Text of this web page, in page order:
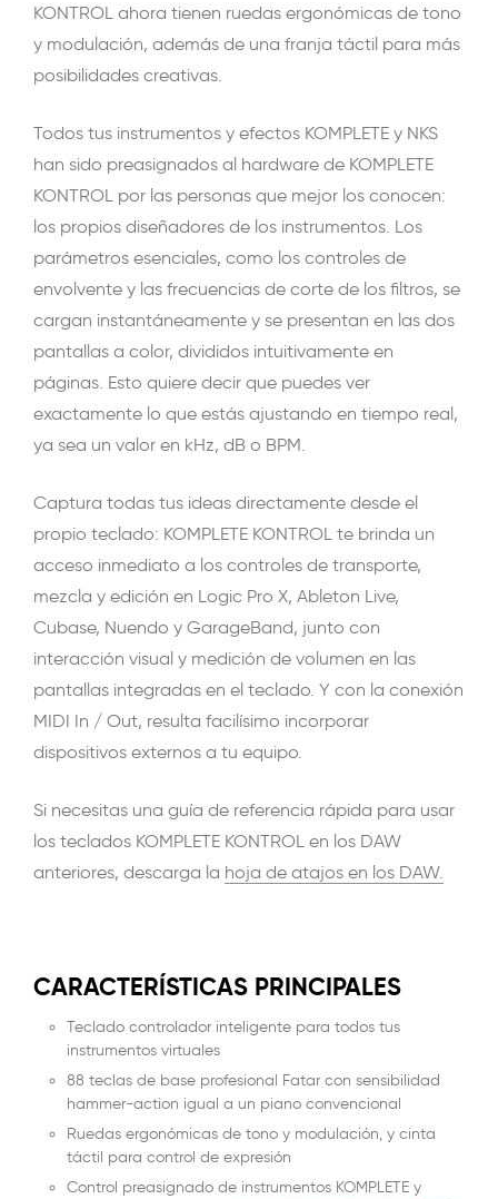
KONTROL ahora tienen ruedas ergonómicas de tono
y modulación, además de una franja táctil para más
posibilidades creativas.
Todos tus instrumentos y efectos KOMPLETE y NKS
han sido preasignados al hardware de KOMPLETE
KONTROL por las personas que mejor los conocen:
los propios diseñadores de los instrumentos. Los
parámetros esenciales, como los controles de
envolvente y las frecuencias de corte de los filtros, se
cargan instantáneamente y se presentan en las dos
pantallas a color, divididos intuitivamente en
páginas. Esto quiere decir que puedes ver
exactamente lo que estás ajustando en tiempo real,
ya sea un valor en kHz, dB o BPM.
Captura todas tus ideas directamente desde el
propio teclado: KOMPLETE KONTROL te brinda un
acceso inmediato a los controles de transporte,
mezcla y edición en Logic Pro X, Ableton Live,
Cubase, Nuendo y GarageBand, junto con
interacción visual y medición de volumen en las
pantallas integradas en el teclado. Y con la conexión
MIDI In / Out, resulta facilísimo incorporar
dispositivos externos a tu equipo.
Si necesitas una guía de referencia rápida para usar
los teclados KOMPLETE KONTROL en los DAW
anteriores, descarga la hoja de atajos en los DAW.
CARACTERÍSTICAS PRINCIPALES
Teclado controlador inteligente para todos tus
instrumentos virtuales
88 teclas de base profesional Fatar con sensibilidad
hammer-action igual a un piano convencional
Ruedas ergonómicas de tono y modulación, y cinta
táctil para control de expresión
Control preasignado de instrumentos KOMPLETE y